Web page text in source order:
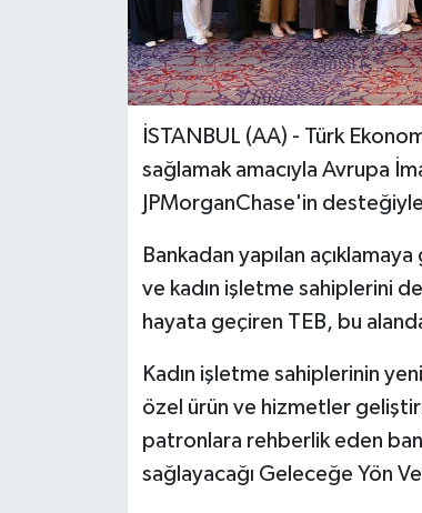
İSTANBUL (AA) - Türk
sağlamak amacıyla Avrupa
JPMorganChase'in
Bankadan yapılan
ve kadın işletme sahiplerini
hayata geçiren TEB, bu
Kadın işletme sahiplerinin
özel ürün ve hizmetler
patronlara rehberlik eden
sağlayacağı Geleceğe Yön